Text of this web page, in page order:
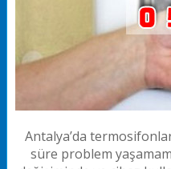
Antalya’da
süre problem